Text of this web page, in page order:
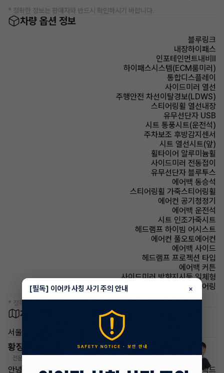
* 정확한 정보는 판매자와 반드시 확인하시기 바랍니다.
차량 옵션 정보
블루링크
내장하이패스
인포테인먼트내비Ⅱ
하이패스시스템(ECM룸미러)
통합디스플레이
사이드미러 열선
주행안전 차선이탈경보(LDWS)
스티어링휠 열선내장
유무선단자 USB
시트 통풍시트(운전석)
주차보조 후방감지센서
시트 열선시트(앞)
휠타이어 알루미늄휠
사이드미러 전동접이
유무선단자 블루투스
에어백 동승석
스티어링휠 가죽스티어링휠
에어컨 공기청정기
에어백 운전석
시트 인조가죽시트
헤드램프 하이빔 어시스트
에어컨 풀오토에어컨
에어백 사이드
헤드램프 프로젝션 타입
에어백 커튼
사이드미러 방향지시등 일체형
스티어링휠 텔레스코픽 스티어링
* 정확한 정보는 판매자와 반드시 확인하시기 바랍니다.
차량 위치
서울 강서구
황장준 매니저
전문교육수료
안녕하세요.이어카 빠른승계 황장준 매니저 입니다 많은문의부탁드
[필독] 이어카 사칭 사기 주의 안내 ×